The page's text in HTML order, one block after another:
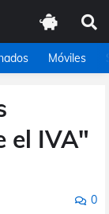
Móviles
el IVA"
0